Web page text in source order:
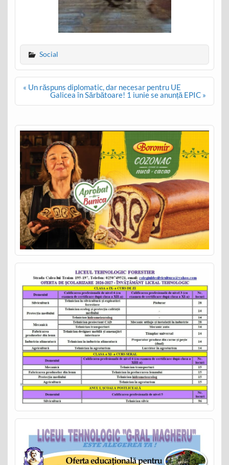
Social
Post
navigation
« Un răspuns diplomatic, dar necesar pentru UE
Galicea în Sărbătoare! 1 iunie se anunță EPIC »